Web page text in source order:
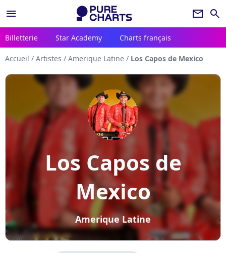
menu newsletter search
Billetterie Star Academy Charts français
Accueil / Artistes / Amerique Latine / Los Capos de Mexico
Los Capos de
Mexico
Amerique Latine